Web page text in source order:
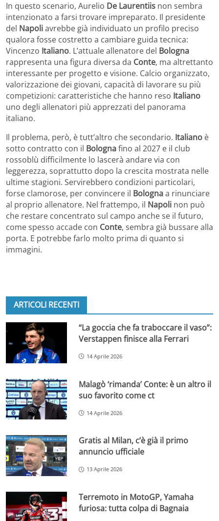
In questo scenario, Aurelio De Laurentiis non sembra
intenzionato a farsi trovare impreparato. Il presidente
del Napoliavrebbe già individuato un profilo preciso
qualora fosse costretto a cambiare guida tecnica:
Vincenzo Italiano. L’attuale allenatore del Bologna
rappresenta una figura diversa da Conte, ma altrettanto
interessante per progetto e visione. Calcio organizzato,
valorizzazione dei giovani, capacità di lavorare su più
competizioni: caratteristiche che hanno reso Italiano
uno degli allenatori più apprezzati del panorama
italiano.
Il problema, però, è tutt’altro che secondario. Italiano è
sotto contratto con il Bolognafino al 2027 e il club
rossoblù difficilmente lo lascerà andare via con
leggerezza, soprattutto dopo la crescita mostrata nelle
ultime stagioni. Servirebbero condizioni particolari,
forse clamorose, per convincere il Bolognaa rinunciare
al proprio allenatore. Nel frattempo, il Napoli non può
che restare concentrato sul campo anche se il futuro,
come spesso accade con Conte, sembra già bussare alla
porta. E potrebbe farlo molto prima di quanto si
immagini.
ARTICOLI RECENTI
“La goccia che fa traboccare il vaso”:
Verstappen finisce alla Ferrari
14 Aprile 2026
Malagò ‘rimanda’ Conte: è un altro il
suo favorito come ct
14 Aprile 2026
Gratis al Milan, c’è già il primo
annuncio ufficiale
13 Aprile 2026
Terremoto in MotoGP, Yamaha
furiosa: tutta colpa di Bagnaia